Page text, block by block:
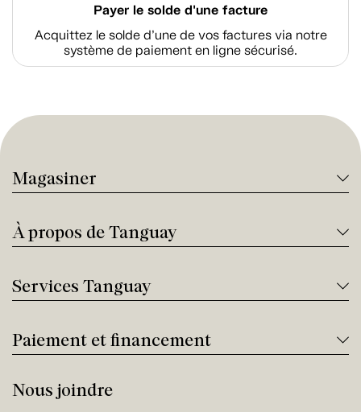
Payer le solde d'une facture
Acquittez le solde d’une de vos factures via notre
système de paiement en ligne sécurisé.
Magasiner
À propos de Tanguay
Services Tanguay
Paiement et financement
Nous joindre